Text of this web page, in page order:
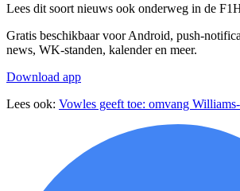
Lees dit soort nieuws ook onderweg in de
Gratis beschikbaar voor Android, push-
news, WK-standen, kalender en meer.
Download app
Lees ook: Vowles geeft toe: omvang